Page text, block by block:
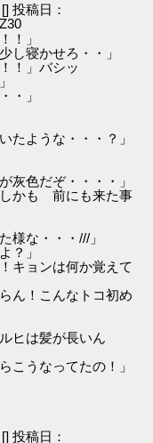
[] 投稿日：
！」
寝かせろ・・」
！」バシッ
・」
たような・・・？」
灰色だぞ・・・・」
かも 前にも来た事
様な・・・///」
？」
キョンは何か覚えて
ん！こんなトコ初め
ヒは髪が長いん
こうなってたの！」
[] 投稿日：